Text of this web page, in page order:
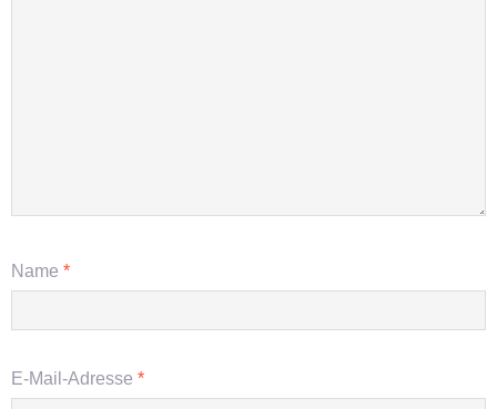
Name *
E-Mail-Adresse *